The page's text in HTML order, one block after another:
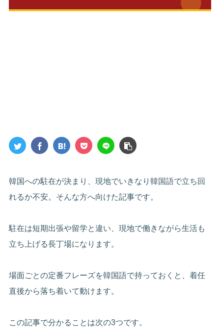
韓国への駐在が決まり、現地でいきなり韓国語で立ち回
れるか不安。そんな方へ向けた記事です。
駐在は短期出張や留学と違い、現地で働きながら生活も
立ち上げる長丁場になります。
場面ごとの定番フレーズを韓国語で持っておくと、着任
直後から落ち着いて動けます。
この記事で分かることは次の3つです。